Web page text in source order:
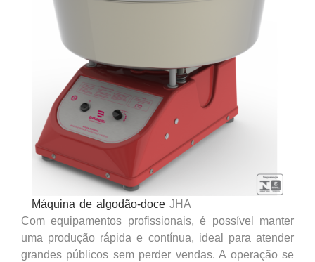
Máquina de algodão-doceJHA
Com equipamentos profissionais, é possível manter
uma produção rápida e contínua, ideal para atender
grandes públicos sem perder vendas. A operação se